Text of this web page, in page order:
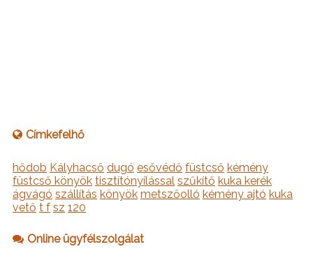
Címkefelhő
hődob Kályhacső dugó esővédő füstcső kémény
füstcső könyök tisztítónyílással szűkítő kuka kerék
ágvágó szállítás könyök metszőolló kémény ajtó kuka
vető t f sz 120
Online ügyfélszolgálat